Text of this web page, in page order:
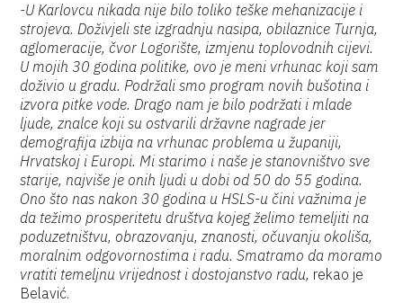
-U Karlovcu nikada nije bilo toliko teške mehanizacije i
strojeva. Doživjeli ste izgradnju nasipa, obilaznice Turnja,
aglomeracije, čvor Logorište, izmjenu toplovodnih cijevi.
U mojih 30 godina politike, ovo je meni vrhunac koji sam
doživio u gradu. Podržali smo program novih bušotina i
izvora pitke vode. Drago nam je bilo podržati i mlade
ljude, znalce koji su ostvarili državne nagrade jer
demografija izbija na vrhunac problema u županiji,
Hrvatskoj i Europi. Mi starimo i naše je stanovništvo sve
starije, najviše je onih ljudi u dobi od 50 do 55 godina.
Ono što nas nakon 30 godina u HSLS-u čini važnima je
da težimo prosperitetu društva kojeg želimo temeljiti na
poduzetništvu, obrazovanju, znanosti, očuvanju okoliša,
moralnim odgovornostima i radu. Smatramo da moramo
vratiti temeljnu vrijednost i dostojanstvo radu, rekao je
Belavić.